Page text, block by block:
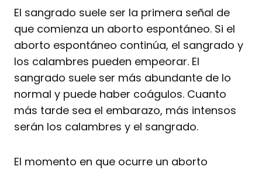
El sangrado suele ser la primera señal de
que comienza un aborto espontáneo. Si el
aborto espontáneo continúa, el sangrado y
los calambres pueden empeorar. El
sangrado suele ser más abundante de lo
normal y puede haber coágulos. Cuanto
más tarde sea el embarazo, más intensos
serán los calambres y el sangrado.
El momento en que ocurre un aborto